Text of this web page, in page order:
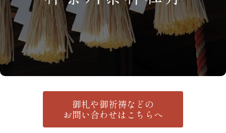
御札や御祈祷などの
お問い合わせはこちらへ